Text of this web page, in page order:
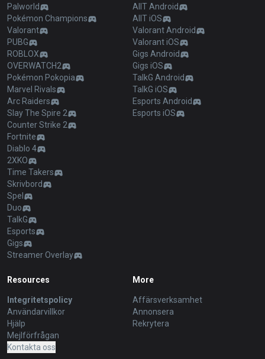
Palworld
Pokémon Champions
Valorant
PUBG
ROBLOX
OVERWATCH2
Pokémon Pokopia
Marvel Rivals
Arc Raiders
Slay The Spire 2
Counter Strike 2
Fortnite
Diablo 4
2XKO
Time Takers
Skrivbord
Spel
Duo
TalkG
Esports
Gigs
Streamer Overlay
AllT Android
AllT iOS
Valorant Android
Valorant iOS
Gigs Android
Gigs iOS
TalkG Android
TalkG iOS
Esports Android
Esports iOS
Resources
Integritetspolicy
Användarvillkor
Hjälp
Mejlförfrågan
Kontakta oss
More
Affärsverksamhet
Annonsera
Rekrytera